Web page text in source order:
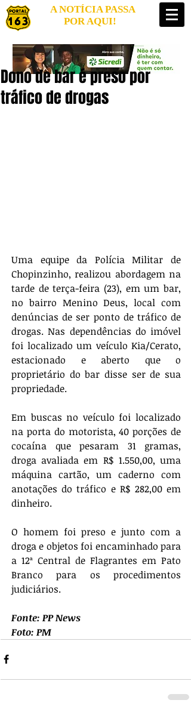
A NOTÍCIA PASSA
POR AQUI!
Dono de bar é preso por
tráfico de drogas
Uma equipe da Polícia Militar de
Chopinzinho, realizou abordagem na
tarde de terça-feira (23), em um bar,
no bairro Menino Deus, local com
denúncias de ser ponto de tráfico de
drogas. Nas dependências do imóvel
foi localizado um veículo Kia/Cerato,
estacionado e aberto que o
proprietário do bar disse ser de sua
propriedade.
Em buscas no veículo foi localizado
na porta do motorista, 40 porções de
cocaína que pesaram 31 gramas,
droga avaliada em R$ 1.550,00, uma
máquina cartão, um caderno com
anotações do tráfico e R$ 282,00 em
dinheiro.
O homem foi preso e junto com a
droga e objetos foi encaminhado para
a 12ª Central de Flagrantes em Pato
Branco para os procedimentos
judiciários.
Fonte: PP News
Foto: PM